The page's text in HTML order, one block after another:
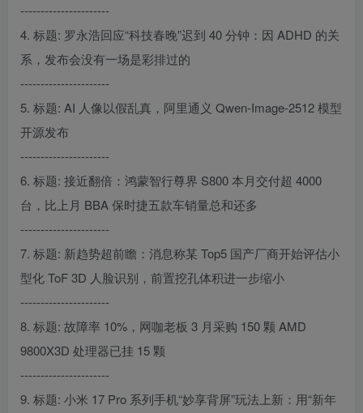
----------------------
4. 标题: 罗永浩回应“科技春晚”迟到 40 分钟：因 ADHD 的关
系，发布会没有一场是彩排过的
----------------------
5. 标题: AI 人像以假乱真，阿里通义 Qwen-Image-2512 模型
开源发布
----------------------
6. 标题: 接近翻倍：鸿蒙智行尊界 S800 本月交付超 4000
台，比上月 BBA 保时捷五款车销量总和还多
----------------------
7. 标题: 新趋势超前瞻：消息称某 Top5 国产厂商开始评估小
型化 ToF 3D 人脸识别，前置挖孔体积进一步缩小
----------------------
8. 标题: 故障率 10%，网咖老板 3 月采购 150 颗 AMD
9800X3D 处理器已挂 15 颗
----------------------
9. 标题: 小米 17 Pro 系列手机“妙享背屏”玩法上新：用“新年